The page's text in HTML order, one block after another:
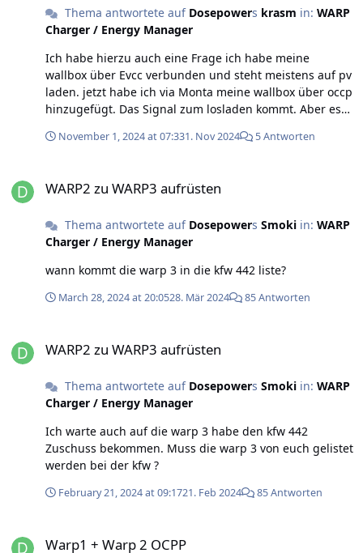
Thema antwortete auf Dosepowers krasm in: WARP
Charger / Energy Manager
Ich habe hierzu auch eine Frage ich habe meine
wallbox über Evcc verbunden und steht meistens auf pv
laden. jetzt habe ich via Monta meine wallbox über occp
hinzugefügt. Das Signal zum losladen kommt. Aber es
pv steht ? gibt es die Möglichkeit occp Vorang zu geben
November 1, 2024 at 07:331. Nov 2024 5 Antworten
WARP2 zu WARP3 aufrüsten
Thema antwortete auf Dosepowers Smokiin: WARP
Charger / Energy Manager
wann kommt die warp 3 in die kfw 442 liste?
March 28, 2024 at 20:0528. Mär 2024 85 Antworten
WARP2 zu WARP3 aufrüsten
Thema antwortete auf Dosepowers Smokiin: WARP
Charger / Energy Manager
Ich warte auch auf die warp 3 habe den kfw 442
Zuschuss bekommen. Muss die warp 3 von euch gelistet
werden bei der kfw ?
February 21, 2024 at 09:1721. Feb 2024 85 Antworten
Warp1 + Warp 2 OCPP